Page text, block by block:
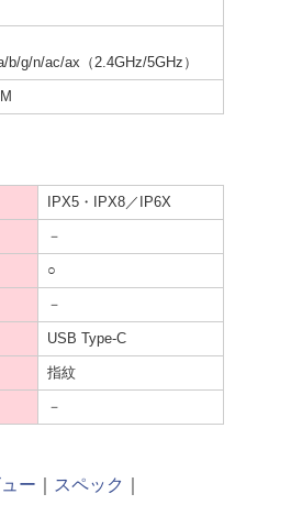
b/g/n/ac/ax（2.4GHz/5GHz）
IPX5・IPX8／IP6X
－
○
－
USB Type-C
指紋
－
ー スペック